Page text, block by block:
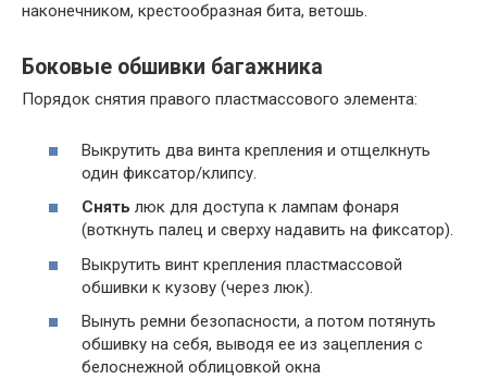
наконечником, крестообразная бита, ветошь.
Боковые обшивки багажника
Порядок снятия правого пластмассового элемента:
Выкрутить два винта крепления и отщелкнуть
один фиксатор/клипсу.
Снять люк для доступа к лампам фонаря
(воткнуть палец и сверху надавить на фиксатор).
Выкрутить винт крепления пластмассовой
обшивки к кузову (через люк).
Вынуть ремни безопасности, а потом потянуть
обшивку на себя, выводя ее из зацепления с
белоснежной облицовкой окна